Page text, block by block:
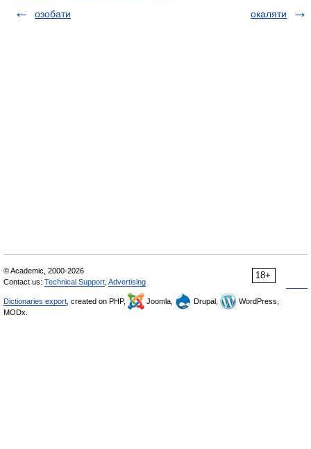
озобати
окаляти
18+
© Academic, 2000-2026
Contact us: Technical Support Advertising
Dictionaries export , created on PHP, Joomla, Drupal,
WordPress,
MODx.